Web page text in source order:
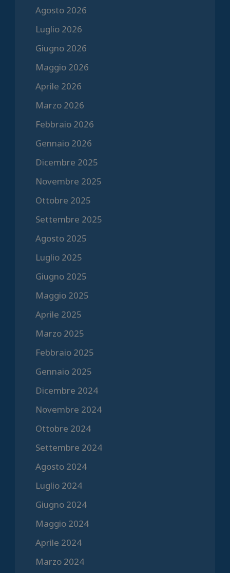
Agosto 2026
Luglio 2026
Giugno 2026
Maggio 2026
Aprile 2026
Marzo 2026
Febbraio 2026
Gennaio 2026
Dicembre 2025
Novembre 2025
Ottobre 2025
Settembre 2025
Agosto 2025
Luglio 2025
Giugno 2025
Maggio 2025
Aprile 2025
Marzo 2025
Febbraio 2025
Gennaio 2025
Dicembre 2024
Novembre 2024
Ottobre 2024
Settembre 2024
Agosto 2024
Luglio 2024
Giugno 2024
Maggio 2024
Aprile 2024
Marzo 2024